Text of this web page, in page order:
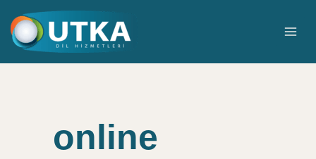
atla
online